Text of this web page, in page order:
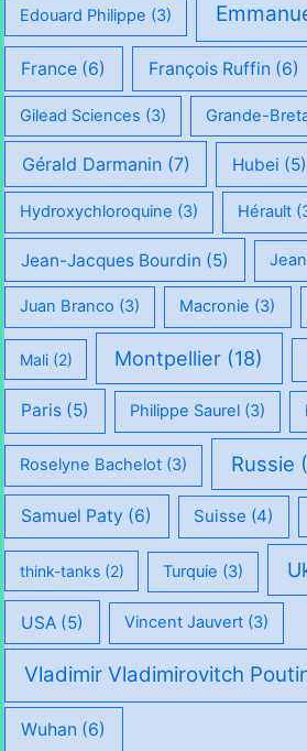
Edouard Philippe (3)
France (6) François Ruffin (6)
Gilead Sciences (3) Grande-
Gérald Darmanin(7) Hubei (5)
Hydroxychloroquine (3) Hérault
Jean-Jacques Bourdin (5)
Juan Branco (3) Macronie (3)
Mali(2) Montpellier (18)
Paris(5) Philippe Saurel (3)
Roselyne Bachelot (3) Russie
Samuel Paty (6) Suisse (4)
think-tanks(2) Turquie (3)
USA(5) Vincent Jauvert (3)
Vladimir Vladimirovitch
Wuhan (6)